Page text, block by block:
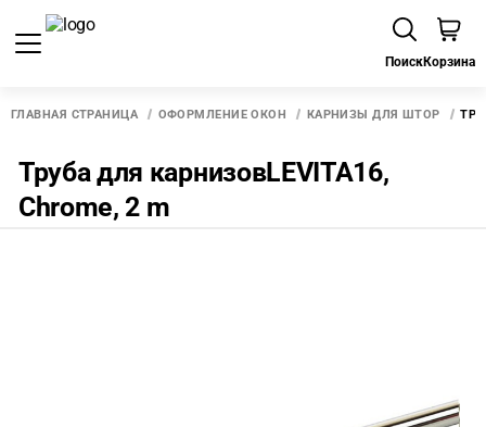
ПоискКорзина
ГЛАВНАЯ СТРАНИЦА ОФОРМЛЕНИЕ ОКОН КАРНИЗЫ ДЛЯ ШТОР
Труба для карнизовLEVITA16,
Chrome, 2 m